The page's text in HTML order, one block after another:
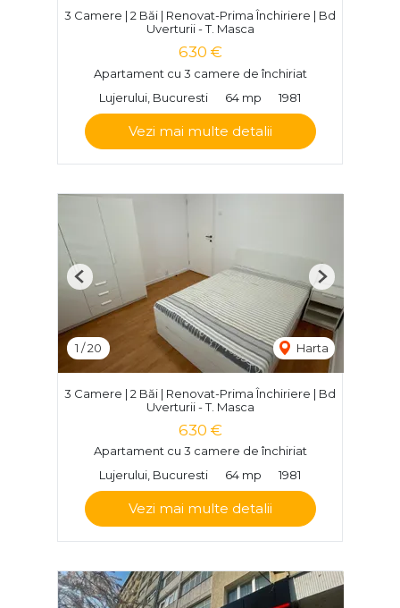
3 Camere | 2 Băi | Renovat-Prima Închiriere | Bd
Uverturii - T. Masca
630 €
Apartament cu 3 camere de închiriat
Lujerului, Bucuresti
64 mp 1981
Vezi mai multe detalii
1 /20 Harta
Previous Next
3 Camere | 2 Băi | Renovat-Prima Închiriere | Bd
Uverturii - T. Masca
630 €
Apartament cu 3 camere de închiriat
Lujerului, Bucuresti
64 mp 1981
Vezi mai multe detalii